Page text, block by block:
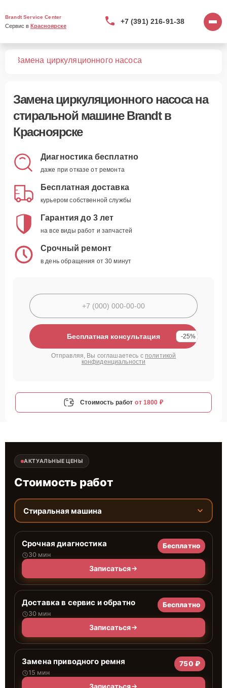
Brandt Service Center
Сервис в Красноярске
+7 (391) 216-91-38
Замена циркуляционного насоса
Замена циркуляционного насосана
стиральной машине Brandt в
Красноярске
Диагностика бесплатно
даже при отказе от ремонта
Бесплатная доставка
курьером собственной службы
Гарантия до 3 лет
на все виды работ и запчастей
Срочный ремонт
в день обращения от 30 минут
Бесплатная консультация -25%
Отправляя, Вы соглашаетесь с политикой
конфиденциальности
Стоимость работ от 1800 ₽
АКТУАЛЬНЫЕ ЦЕНЫ
Стоимость работ
Стиральная машина
Срочная диагностика
30 мин
Бесплатно
Записаться
Доставка в сервис и обратно
30 мин
Бесплатно
Записаться
Замена приводного ремня
15 мин
750 ₽
Записаться